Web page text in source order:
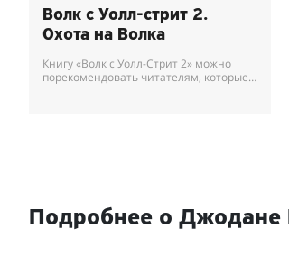
Волк с Уолл-стрит 2.
Охота на Волка
Книгу «Волк с Уолл-Стрит 2» можно
порекомендовать читателям, которые
Подробнее о Джодане